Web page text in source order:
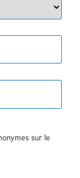
sur le